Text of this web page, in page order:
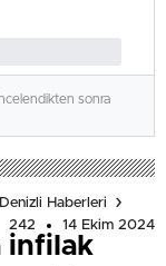
sonra
Haberleri
242
14 Ekim 2024
infilak